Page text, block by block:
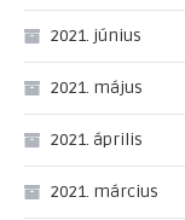
2021. június
2021. május
2021. április
2021. március